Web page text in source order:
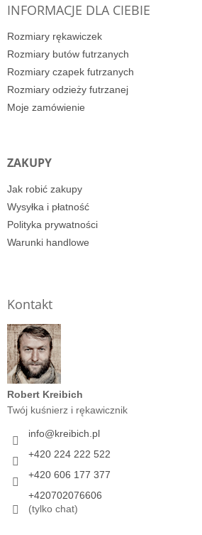
INFORMACJE DLA CIEBIE
Rozmiary rękawiczek
Rozmiary butów futrzanych
Rozmiary czapek futrzanych
Rozmiary odzieży futrzanej
Moje zamówienie
ZAKUPY
Jak robić zakupy
Wysyłka i płatność
Polityka prywatności
Warunki handlowe
Kontakt
Robert Kreibich
Twój kuśnierz i rękawicznik
info@kreibich.pl
+420 224 222 522
+420 606 177 377
+420702076606
(tylko chat)